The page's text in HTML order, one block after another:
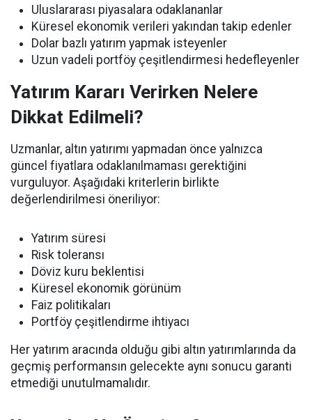
Uluslararası piyasalara odaklananlar
Küresel ekonomik verileri yakından takip edenler
Dolar bazlı yatırım yapmak isteyenler
Uzun vadeli portföy çeşitlendirmesi hedefleyenler
Yatırım Kararı Verirken Nelere
Dikkat Edilmeli?
Uzmanlar, altın yatırımı yapmadan önce yalnızca
güncel fiyatlara odaklanılmaması gerektiğini
vurguluyor. Aşağıdaki kriterlerin birlikte
değerlendirilmesi öneriliyor:
Yatırım süresi
Risk toleransı
Döviz kuru beklentisi
Küresel ekonomik görünüm
Faiz politikaları
Portföy çeşitlendirme ihtiyacı
Her yatırım aracında olduğu gibi altın yatırımlarında da
geçmiş performansın gelecekte aynı sonucu garanti
etmediği unutulmamalıdır.